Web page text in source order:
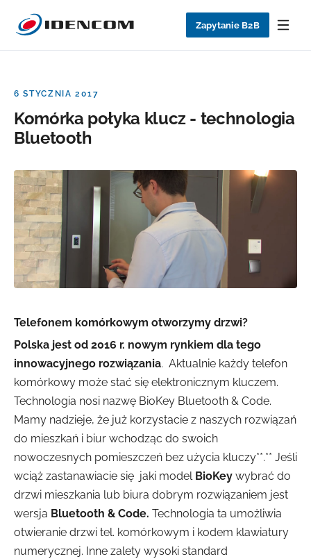
Zapytanie B2B
6 STYCZNIA 2017
Komórka połyka klucz - technologia
Bluetooth
Telefonem komórkowym otworzymy drzwi?
Polska jest od 2016 r. nowym rynkiem dla tego
innowacyjnego rozwiązania. Aktualnie każdy telefon
komórkowy może stać się elektronicznym kluczem.
Technologia nosi nazwę BioKey Bluetooth & Code.
Mamy nadzieje, że już korzystacie z naszych rozwiązań
do mieszkań i biur wchodząc do swoich
nowoczesnych pomieszczeń bez użycia kluczy**.** Jeśli
wciąż zastanawiacie się jaki model BioKey wybrać do
drzwi mieszkania lub biura dobrym rozwiązaniem jest
wersja Bluetooth & Code. Technologia ta umożliwia
otwieranie drzwi tel. komórkowym i kodem klawiatury
numerycznej. Inne zalety wysoki standard